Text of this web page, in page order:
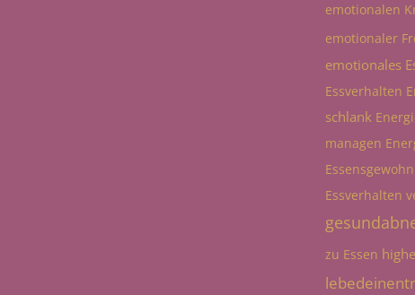
emotionalen
emotionaler
emotionales
Essverhalten
schlank
managen
Essverhalten
zu Essen